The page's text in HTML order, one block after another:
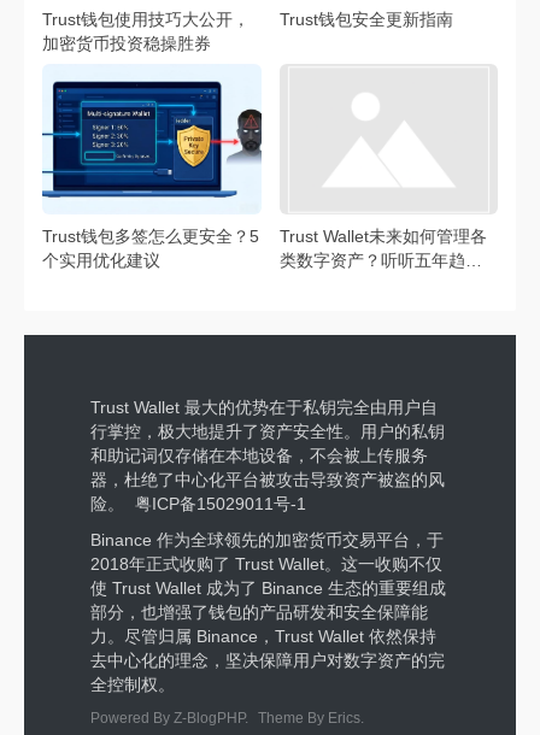
Trust钱包使用技巧大公开，
加密货币投资稳操胜券
Trust钱包安全更新指南
Trust钱包多签怎么更安全？5
个实用优化建议
Trust Wallet未来如何管理各
类数字资产？听听五年趋势
Trust Wallet 最大的优势在于私钥完全由用户自
行掌控，极大地提升了资产安全性。用户的私钥
和助记词仅存储在本地设备，不会被上传服务
器，杜绝了中心化平台被攻击导致资产被盗的风
险。
粤ICP备15029011号-1
Binance 作为全球领先的加密货币交易平台，于
2018年正式收购了 Trust Wallet。这一收购不仅
使 Trust Wallet 成为了 Binance 生态的重要组成
部分，也增强了钱包的产品研发和安全保障能
力。尽管归属 Binance，Trust Wallet 依然保持
去中心化的理念，坚决保障用户对数字资产的完
全控制权。
Powered By Z-BlogPHP. Theme By Erics.